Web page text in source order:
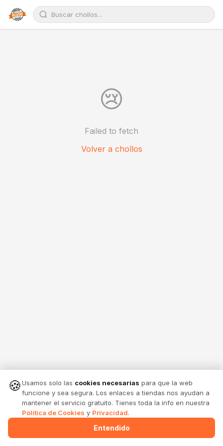
😢
Failed to fetch
Volver a chollos
Menu Alertas Comparte Entrar
🍪Usamos solo las cookies necesarias para que la web
funcione y sea segura. Los enlaces a tiendas nos ayudan a
mantener el servicio gratuito. Tienes toda la info en nuestra
Política de Cookies y Privacidad.
Entendido